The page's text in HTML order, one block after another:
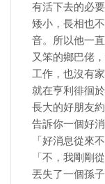
有活下去的必
矮小，長相也
音。所以他一
又笨的鄉巴佬
工作，也沒有家
就在亨利徘徊
長大的好朋友
告訴你一個好消
「好消息從來
「不，我剛剛
丟失了一個孫